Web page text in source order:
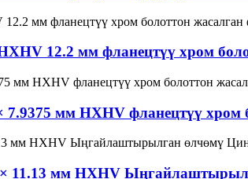
12.2 мм фланецтүү хром
7.9375 мм HXHV фланецтүү
11.13 мм HXHV